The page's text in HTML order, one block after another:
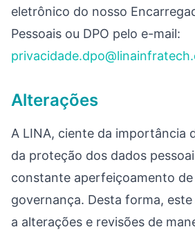
eletrônico do nosso
Pessoais ou DPO pelo e-mail:
Alterações
A LINA, ciente da importância
da proteção dos dados
constante aperfeiçoamento
governança. Desta forma,
a alterações e revisões de